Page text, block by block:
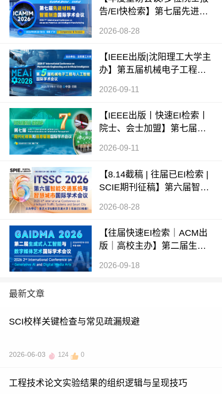
告/EI快检索】第七届先进材
2026-08-28
【IEEE出版|沈阳理工大学主
办】第五届机械电子工程与
2026-09-11
【IEEE出版丨快速EI检索丨
院士、会士加盟】第七届现
2026-09-11
【8.14截稿 | 往届已EI检索 |
SCIE期刊征稿】第六届智能
术会议（ITSSC 2026）
2026-08-28
【往届快速EI检索｜ACM出
版｜高校主办】第二届生成
术会议 (GAIDMA 2026)
2026-09-18
最新文章
SCI校样关键检查与常见疏漏规避
2026-06-03 124 0
工程技术论文实验结果的组织逻辑与呈现技巧